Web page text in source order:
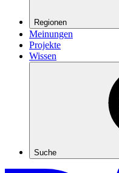
Regionen
Meinungen
Projekte
Wissen
Suche